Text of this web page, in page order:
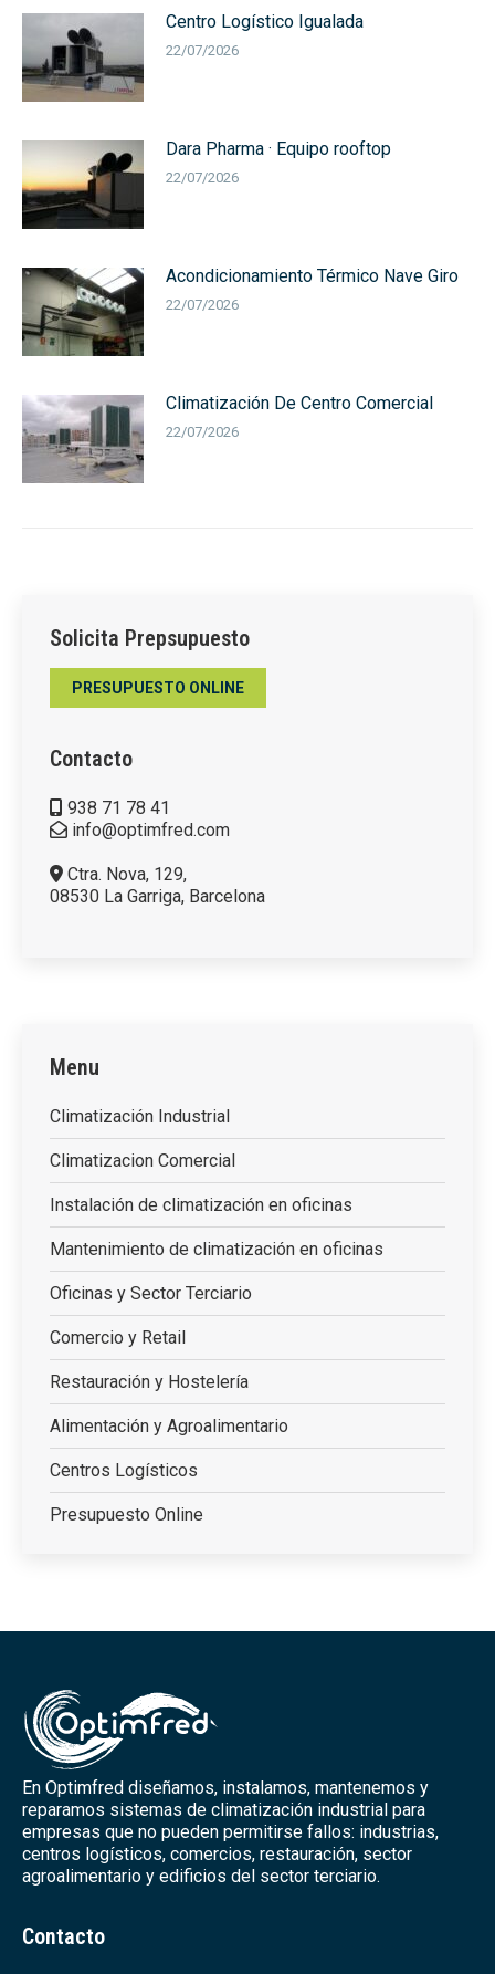
Centro Logístico Igualada
22/07/2026
Dara Pharma · Equipo rooftop
22/07/2026
Acondicionamiento Térmico Nave Giro
22/07/2026
Climatización De Centro Comercial
22/07/2026
Solicita Prepsupuesto
PRESUPUESTO ONLINE
Contacto
938 71 78 41
info@optimfred.com
Ctra. Nova, 129,
08530 La Garriga, Barcelona
Menu
Climatización Industrial
Climatizacion Comercial
Instalación de climatización en oficinas
Mantenimiento de climatización en oficinas
Oficinas y Sector Terciario
Comercio y Retail
Restauración y Hostelería
Alimentación y Agroalimentario
Centros Logísticos
Presupuesto Online
En Optimfred diseñamos, instalamos, mantenemos y
reparamos sistemas de climatización industrial para
empresas que no pueden permitirse fallos: industrias,
centros logísticos, comercios, restauración, sector
agroalimentario y edificios del sector terciario.
Contacto